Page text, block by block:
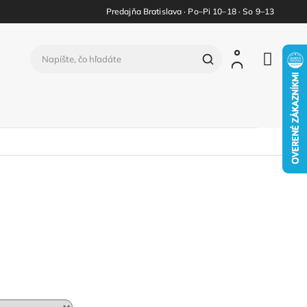
Predajňa Bratislava · Po–Pi 10–18 · So 9–13